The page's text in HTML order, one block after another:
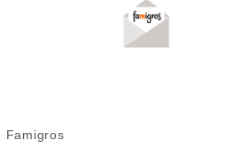
Famigros